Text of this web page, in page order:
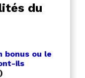
du
bonus ou le
ils